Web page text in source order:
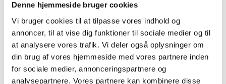
Denne hjemmeside bruger cookies
Vi bruger cookies til at tilpasse vores indhold og
annoncer, til at vise dig funktioner til sociale medier og til
at analysere vores trafik. Vi deler også oplysninger om
din brug af vores hjemmeside med vores partnere inden
for sociale medier, annonceringspartnere og
analysepartnere. Vores partnere kan kombinere disse
Få overblik over, hvordan du får adgang til virksomhedens e-Boks, opsætter
notifikationer og giver fuldmagt.
Facebook
Mastodon
EmailShare